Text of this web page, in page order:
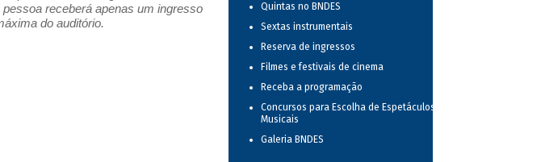
receberá apenas um ingresso
do auditório.
Quintas no BNDES
Sextas instrumentais
Reserva de ingressos
Filmes e festivais de cinema
Receba a programação
Concursos para Escolha de Espetáculos
Musicais
Galeria BNDES